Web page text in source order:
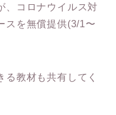
、コロナウイルス対
スを無償提供(3/1〜
教材も共有してく